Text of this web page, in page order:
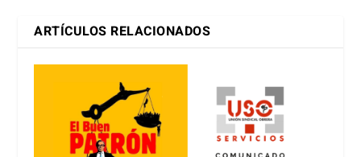
ARTÍCULOS RELACIONADOS